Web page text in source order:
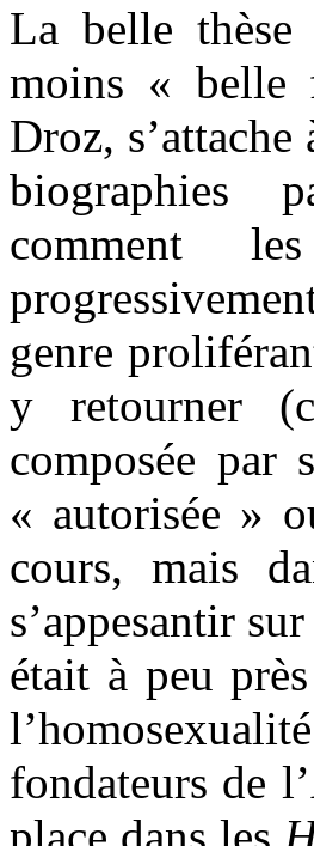
La belle thèse
moins « belle
Droz,
biographies
comment
genre
y retourner
composée
« autorisée »
cours, mais
s’appesantir
était à peu
fondateurs de
place dans les